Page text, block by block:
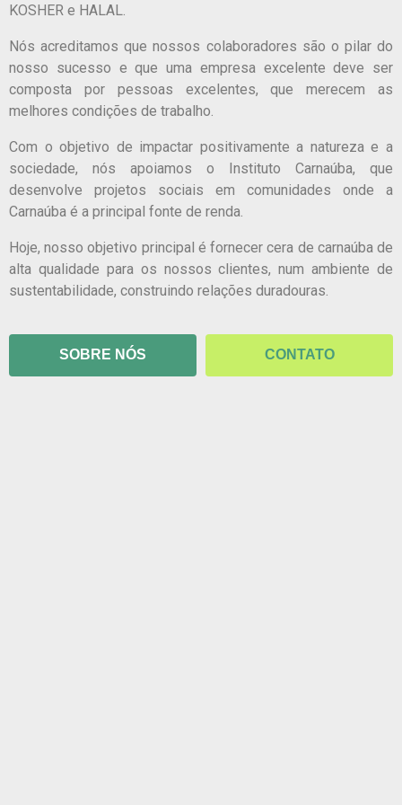
KOSHER e HALAL.
Nós acreditamos que nossos colaboradores são o pilar do
nosso sucesso e que uma empresa excelente deve ser
composta por pessoas excelentes, que merecem as
melhores condições de trabalho.
Com o objetivo de impactar positivamente a natureza e a
sociedade, nós apoiamos o Instituto Carnaúba, que
desenvolve projetos sociais em comunidades onde a
Carnaúba é a principal fonte de renda.
Hoje, nosso objetivo principal é fornecer cera de carnaúba de
alta qualidade para os nossos clientes, num ambiente de
sustentabilidade, construindo relações duradouras.
SOBRE NÓS CONTATO